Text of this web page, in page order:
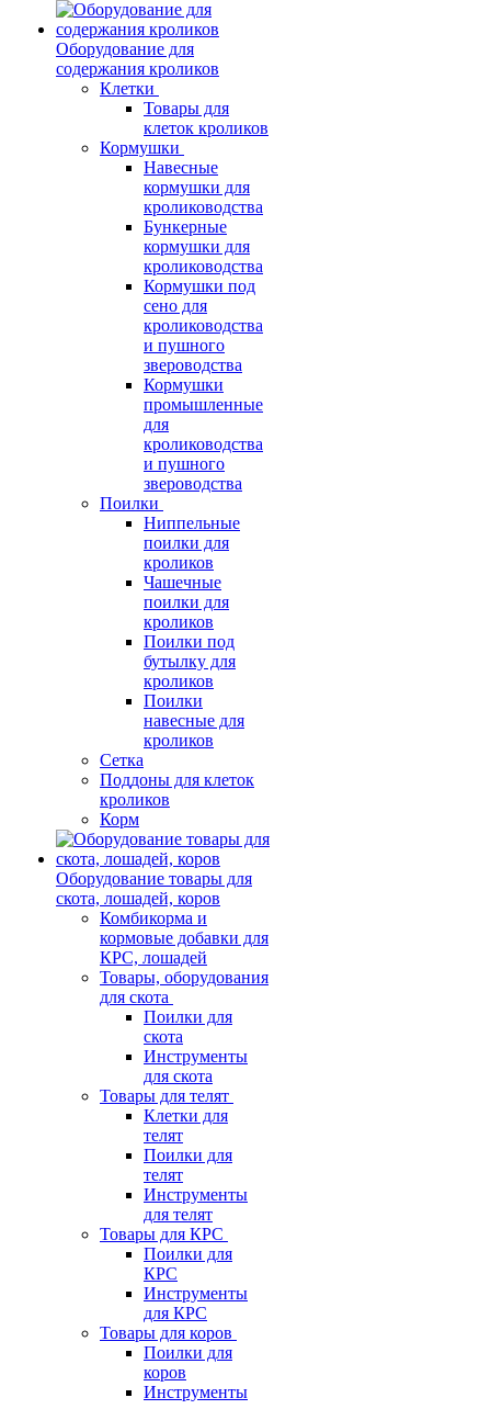
Оборудование для
содержания кроликов
Клетки
Товары для
клеток кроликов
Кормушки
Навесные
кормушки для
кролиководства
Бункерные
кормушки для
кролиководства
Кормушки под
сено для
кролиководства
и пушного
звероводства
Кормушки
промышленные
для
кролиководства
и пушного
звероводства
Поилки
Ниппельные
поилки для
кроликов
Чашечные
поилки для
кроликов
Поилки под
бутылку для
кроликов
Поилки
навесные для
кроликов
Сетка
Поддоны для клеток
кроликов
Корм
Оборудование товары для
скота, лошадей, коров
Комбикорма и
кормовые добавки для
КРС, лошадей
Товары, оборудования
для скота
Поилки для
скота
Инструменты
для скота
Товары для телят
Клетки для
телят
Поилки для
телят
Инструменты
для телят
Товары для КРС
Поилки для
КРС
Инструменты
для КРС
Товары для коров
Поилки для
коров
Инструменты